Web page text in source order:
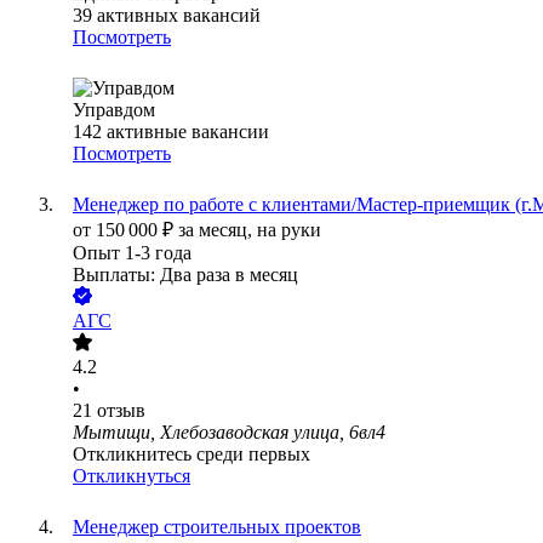
39 активных вакансий
Посмотреть
Управдом
142 активные вакансии
Посмотреть
Менеджер по работе с клиентами/Мастер-приемщик
от 150 000 ₽ за месяц, на руки
Опыт 1-3 года
Выплаты: Два раза в месяц
АГС
4.2
•
21 отзыв
Мытищи, Хлебозаводская улица, 6вл4
Откликнитесь среди первых
Откликнуться
Менеджер строительных проектов